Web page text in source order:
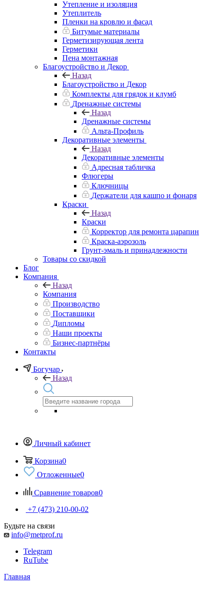
Утепление и изоляция
Утеплитель
Пленки на кровлю и фасад
Битумые материалы
Герметизирующая лента
Герметики
Пена монтажная
Благоустройство и Декор
Назад
Благоустройство и Декор
Комплекты для грядок и клумб
Дренажные системы
Назад
Дренажные системы
Альта-Профиль
Декоративные элементы
Назад
Декоративные элементы
Адресная табличка
Флюгеры
Ключницы
Держатели для кашпо и фонаря
Краски
Назад
Краски
Корректор для ремонта царапин
Краска-аэрозоль
Грунт-эмаль и принадлежности
Товары со скидкой
Блог
Компания
Назад
Компания
Производство
Поставщики
Дипломы
Наши проекты
Бизнес-партнёры
Контакты
Богучар
Назад
Личный кабинет
Корзина0
Отложенные0
Сравнение товаров0
+7 (473) 210-00-02
Будьте на связи
info@metprof.ru
Telegram
RuTube
Главная